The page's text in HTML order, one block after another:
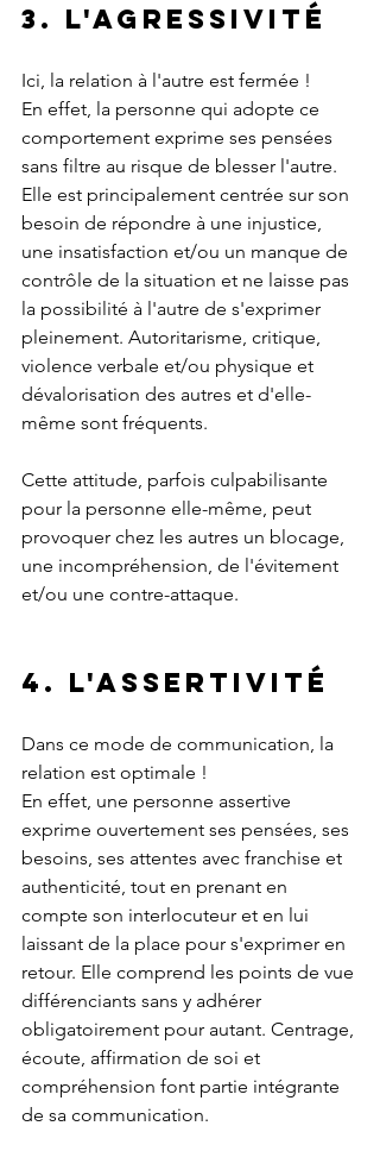
3. L'agressivité
Ici, la relation à l'autre est fermée !
En effet, la personne qui adopte ce
comportement exprime ses pensées
sans filtre au risque de blesser l'autre.
Elle est principalement centrée sur son
besoin de répondre à une injustice,
une insatisfaction et/ou un manque de
contrôle de la situation et ne laisse pas
la possibilité à l'autre de s'exprimer
pleinement. Autoritarisme, critique,
violence verbale et/ou physique et
dévalorisation des autres et d'elle-
même sont fréquents.
Cette attitude, parfois culpabilisante
pour la personne elle-même, peut
provoquer chez les autres un blocage,
une incompréhension, de l'évitement
et/ou une contre-attaque.
4. L'assertivité
Dans ce mode de communication, la
relation est optimale !
En effet, une personne assertive
exprime ouvertement ses pensées, ses
besoins, ses attentes avec franchise et
authenticité, tout en prenant en
compte son interlocuteur et en lui
laissant de la place pour s'exprimer en
retour. Elle comprend les points de vue
différenciants sans y adhérer
obligatoirement pour autant. Centrage,
écoute, affirmation de soi et
compréhension font partie intégrante
de sa communication.